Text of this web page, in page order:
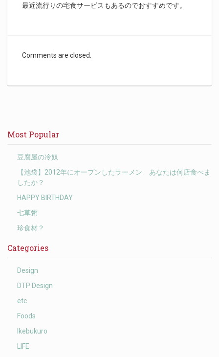
最近流行りの宅食サービスもあるのでおすすめです。
Comments are closed.
Most Popular
豆腐屋の冷奴
【池袋】2012年にオープンしたラーメン あなたは何店食べま
したか？
HAPPY BIRTHDAY
七草粥
珍食材？
Categories
Design
DTP Design
etc
Foods
Ikebukuro
LIFE